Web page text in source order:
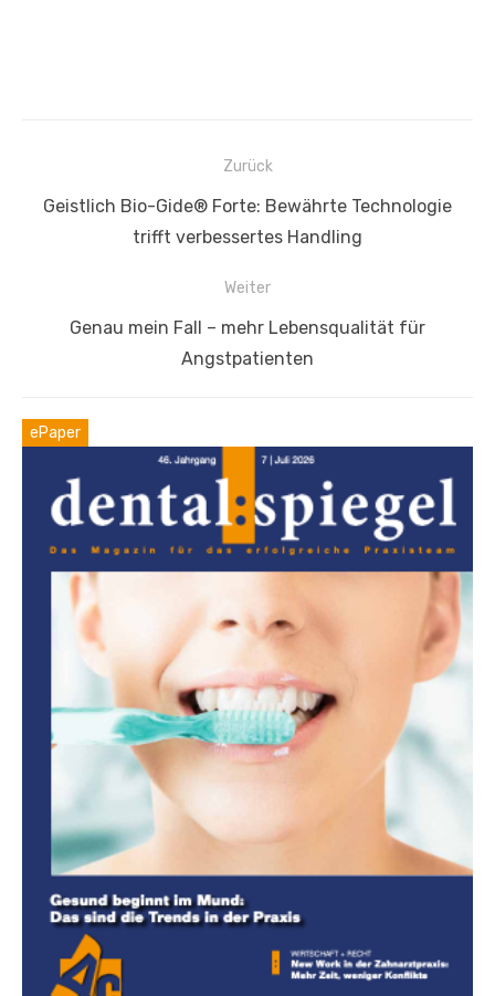
Beitragsnavigation
Zurück
Vorheriger
Geistlich Bio-Gide® Forte: Bewährte Technologie
trifft verbessertes Handling
Weiter
NächsterGenau mein Fall – mehr Lebensqualität für
Angstpatienten
ePaper